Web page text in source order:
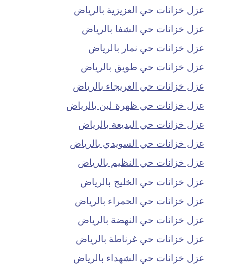
عزل خزانات حي العزيزية بالرياض
عزل خزانات حي الشفا بالرياض
عزل خزانات حي نمار بالرياض
عزل خزانات حي طويق بالرياض
عزل خزانات حي العريجاء بالرياض
عزل خزانات حي ظهرة لبن بالرياض
عزل خزانات حي البديعة بالرياض
عزل خزانات حي السويدي بالرياض
عزل خزانات حي النظيم بالرياض
عزل خزانات حي الخليج بالرياض
عزل خزانات حي الحمراء بالرياض
عزل خزانات حي النهضة بالرياض
عزل خزانات حي غرناطة بالرياض
عزل خزانات حي الشهداء بالرياض